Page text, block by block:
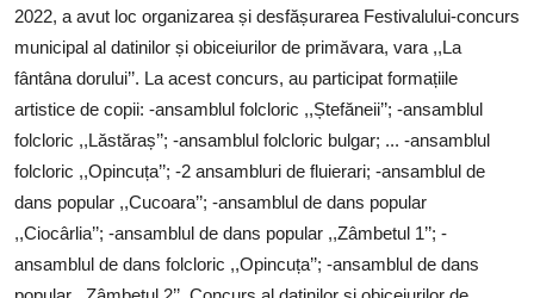
Sectorul Rîșcani
Căutați pe Internet
2022, a avut loc organizarea și desfășurarea Festivalului-concurs
municipal al datinilor și obiceiurilor de primăvara, vara ,,La
fântâna dorului’’. La acest concurs, au participat formațiile
artistice de copii: -ansamblul folcloric ,,Ștefăneii’’; -ansamblul
folcloric ,,Lăstăraș’’; -ansamblul folcloric bulgar; ... -ansamblul
folcloric ,,Opincuța’’; -2 ansambluri de fluierari; -ansamblul de
dans popular ,,Cucoara’’; -ansamblul de dans popular
,,Ciocârlia’’; -ansamblul de dans popular ,,Zâmbetul 1’’; -
ansamblul de dans folcloric ,,Opincuța’’; -ansamblul de dans